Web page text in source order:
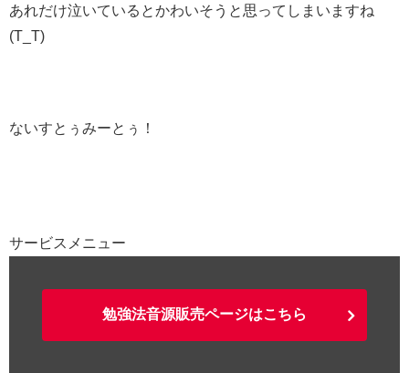
あれだけ泣いているとかわいそうと思ってしまいますね
(T_T)
ないすとぅみーとぅ！
サービスメニュー
勉強法音源販売ページはこちら